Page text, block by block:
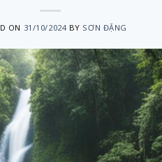
ON 31/10/2024BY SƠN ĐẶNG